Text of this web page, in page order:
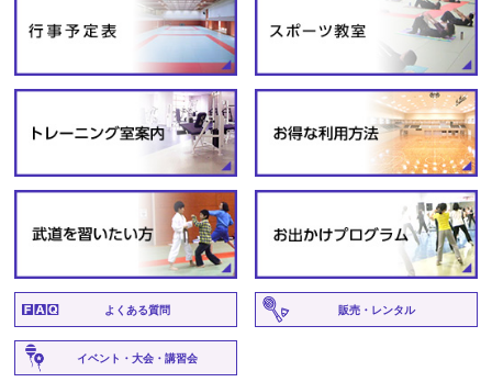
よくある質問 販売・レンタル
イベント・大会・講習会